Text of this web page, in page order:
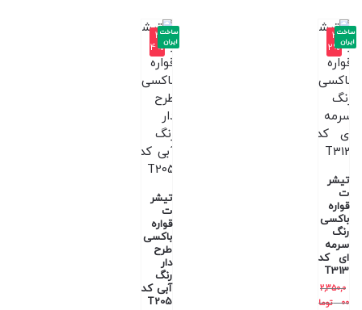
-3
2%
تیشر
ت
قواره
باکسی
رنگ
سرمه
ای کد
T313
2,350,0
00
توما
ساخت
ایران
-4
4%
تیشر
ت
قواره
باکسی
طرح
دار
رنگ
آبی کد
T205
ساخت
ایران